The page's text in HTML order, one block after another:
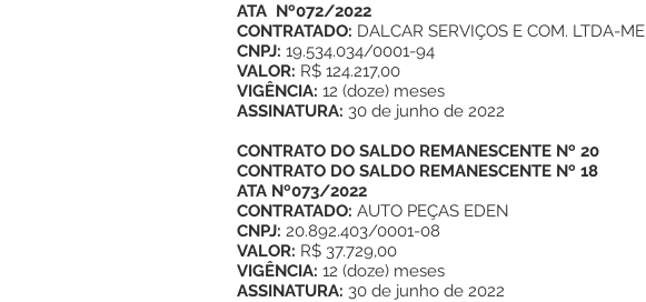
ATA Nº072/2022
CONTRATADO: DALCAR SERVIÇOS E COM. LTDA-ME
CNPJ: 19.534.034/0001-94
VALOR: R$ 124.217,00
VIGÊNCIA: 12 (doze) meses
ASSINATURA: 30 de junho de 2022
CONTRATO DO SALDO REMANESCENTE Nº 20
CONTRATO DO SALDO REMANESCENTE Nº 18
ATA Nº073/2022
CONTRATADO: AUTO PEÇAS EDEN
CNPJ: 20.892.403/0001-08
VALOR: R$ 37.729,00
VIGÊNCIA: 12 (doze) meses
ASSINATURA: 30 de junho de 2022